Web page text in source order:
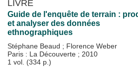
LIVRE
Guide de l'enquête de terrain :
et analyser des données
ethnographiques
Stéphane Beaud ; Florence Weber
Paris : La Découverte ; 2010
1 vol. (334 p.)